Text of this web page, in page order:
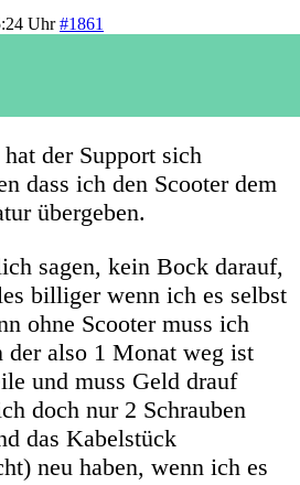
Uhr #1861
der Support sich
dass ich den Scooter dem
übergeben.
sagen, kein Bock darauf,
billiger wenn ich es selbst
ohne Scooter muss ich
also 1 Monat weg ist
und muss Geld drauf
doch nur 2 Schrauben
das Kabelstück
neu haben, wenn ich es